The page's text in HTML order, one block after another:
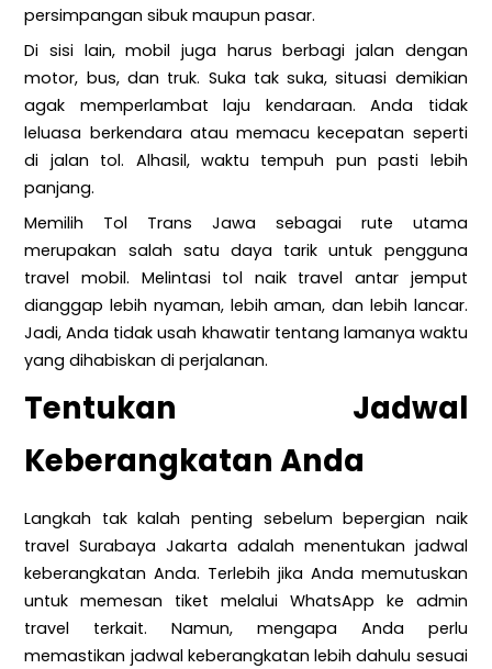
persimpangan sibuk maupun pasar.
Di sisi lain, mobil juga harus berbagi jalan dengan
motor, bus, dan truk. Suka tak suka, situasi demikian
agak memperlambat laju kendaraan. Anda tidak
leluasa berkendara atau memacu kecepatan seperti
di jalan tol. Alhasil, waktu tempuh pun pasti lebih
panjang.
Memilih Tol Trans Jawa sebagai rute utama
merupakan salah satu daya tarik untuk pengguna
travel mobil. Melintasi tol naik travel antar jemput
dianggap lebih nyaman, lebih aman, dan lebih lancar.
Jadi, Anda tidak usah khawatir tentang lamanya waktu
yang dihabiskan di perjalanan.
Tentukan Jadwal
Keberangkatan Anda
Langkah tak kalah penting sebelum bepergian naik
travel Surabaya Jakarta adalah menentukan jadwal
keberangkatan Anda. Terlebih jika Anda memutuskan
untuk memesan tiket melalui WhatsApp ke admin
travel terkait. Namun, mengapa Anda perlu
memastikan jadwal keberangkatan lebih dahulu sesuai